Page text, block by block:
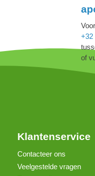
+32
of
Klantenservice
Contacteer ons
Veelgestelde vragen